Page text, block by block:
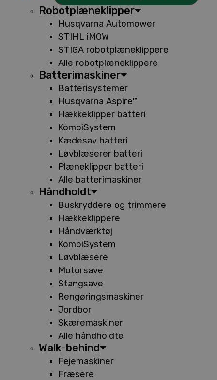
Robotplæneklipper
Husqvarna Automower
STIHL iMOW
STIGA robotplæneklippere
Alle robotplæneklippere
Batterimaskiner
Batterisystemer
Husqvarna Aspire™
Hækkeklipper batteri
KombiSystem
Kædesav batteri
Løvblæserer batteri
Plæneklipper batteri
Alle batterimaskiner
Håndholdt
Buskryddere og trimmere
Hækkeklippere
Håndværktøj
KombiSystem
Løvblæsere
Motorsave
Stangsave
Rengøringsmaskiner
Jordbor
Skæremaskiner
Alle håndholdte
Walk-behind
Fejemaskiner
Fræsere